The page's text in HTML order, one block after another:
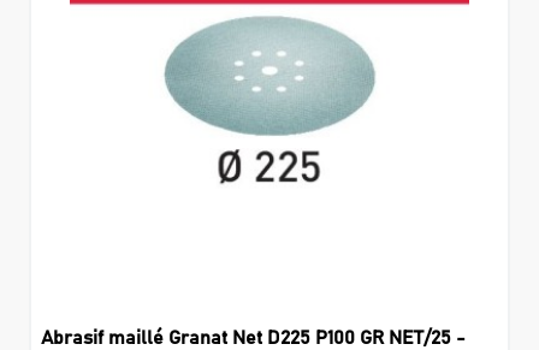
Abrasif maillé Granat Net D225 P100 GR NET/25 -